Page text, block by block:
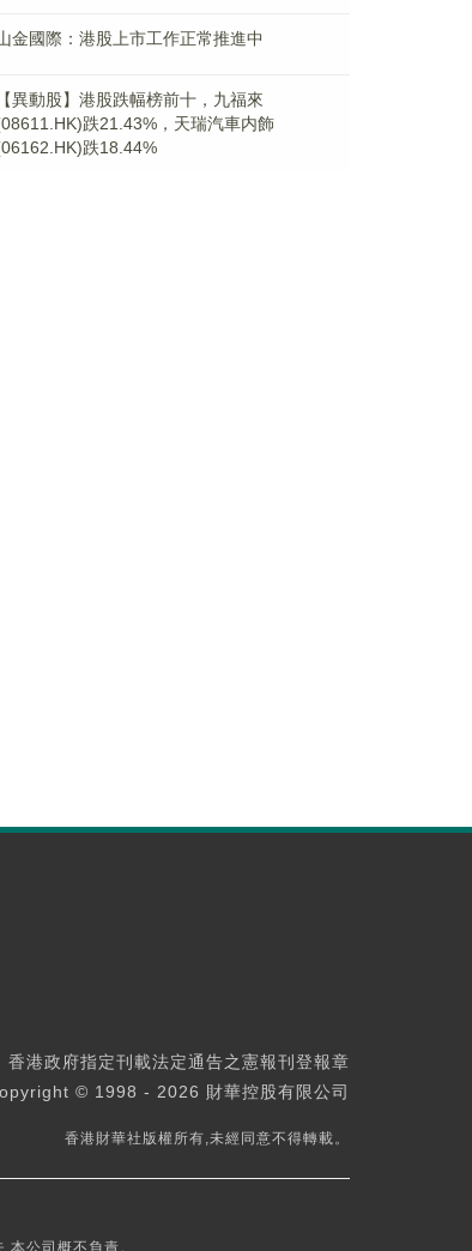
金國際：港股上市工作正常推進中
【異動股】港股跌幅榜前十，九福來
跌21.43%，天瑞汽車内飾
跌18.44%
香港政府指定刊載法定通告之憲報刊登報章
© 1998 - 2026 財華控股有限公司
香港財華社版權所有,未經同意不得轉載。